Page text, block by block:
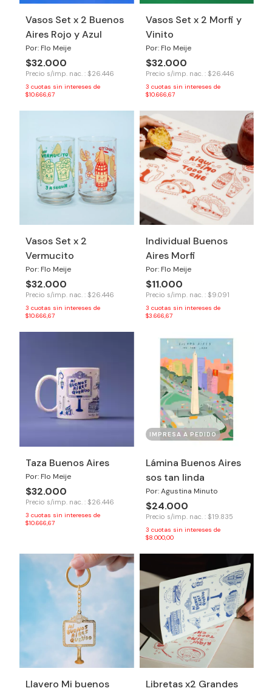
Vasos Set x 2 Buenos
Aires Rojo y Azul
Por: Flo Meije
$32.000
Precio s/imp. nac. : $26.446
3 cuotas sin intereses de
$10.666,67
Vasos Set x 2 Morfi y
Vinito
Por: Flo Meije
$32.000
Precio s/imp. nac. : $26.446
3 cuotas sin intereses de
$10.666,67
Vasos Set x 2
Vermucito
Por: Flo Meije
$32.000
Precio s/imp. nac. : $26.446
3 cuotas sin intereses de
$10.666,67
Individual Buenos
Aires Morfi
Por: Flo Meije
$11.000
Precio s/imp. nac. : $9.091
3 cuotas sin intereses de
$3.666,67
Taza Buenos Aires
Por: Flo Meije
$32.000
Precio s/imp. nac. : $26.446
3 cuotas sin intereses de
$10.666,67
IMPRESA A PEDIDO
Lámina Buenos Aires
sos tan linda
Por: Agustina Minuto
$24.000
Precio s/imp. nac. : $19.835
3 cuotas sin intereses de
$8.000,00
Llavero Mi buenos
Libretas x2 Grandes